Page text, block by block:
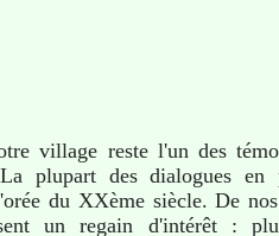
village reste l'un des
plupart des dialogues en
du XXème siècle. De
un regain d'intérêt :